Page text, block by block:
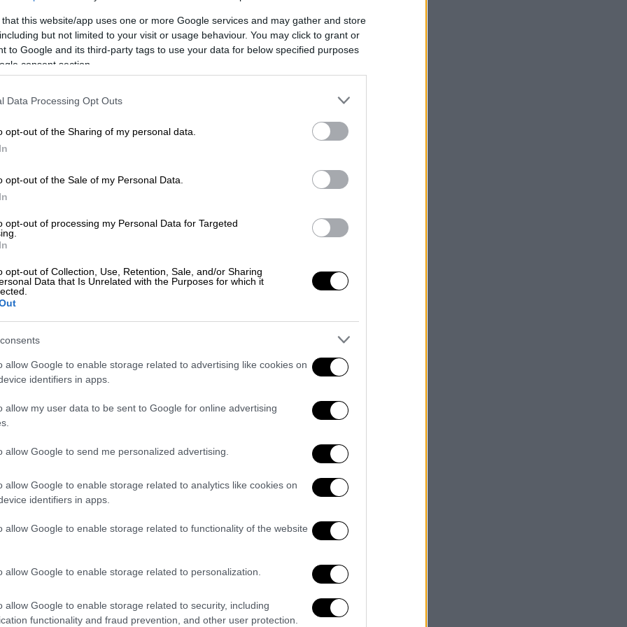
that this website/app uses one or more Google services and may gather and store
but not limited to your visit or usage behaviour. You may click to grant or
to Google and its third-party tags to use your data for below specified purposes
consent section.
Data Processing Opt Outs
opt-out of the Sharing of my personal data.
opt-out of the Sale of my Personal Data.
opt-out of processing my Personal Data for Targeted
opt-out of Collection, Use, Retention, Sale, and/or Sharing
Data that Is Unrelated with the Purposes for which it
allow Google to enable storage related to advertising like cookies on
identifiers in apps.
allow my user data to be sent to Google for online advertising
allow Google to send me personalized advertising.
allow Google to enable storage related to analytics like cookies on
identifiers in apps.
allow Google to enable storage related to functionality of the website
allow Google to enable storage related to personalization.
allow Google to enable storage related to security, including
functionality and fraud prevention, and other user protection.
Ινδία και Πακιστάν: Πάνω από 30
και διπλωματικός συναγερμός
της εφαρμογής του
μέχρι να εξεταστεί η έφεση
πολιτεία της
την εφαρμογή προεδρικού διατάγματος
δυνάμεις. Όμως η
προσέφυγε στο
«ένα συντριπτικό πλήγμα στους
αποδείξει τις ικανότητές τους και τη
εκτίμησαν σε ανακοίνωσή τους
και ενσαρκώνουν τις ίδιες αξίες με
η ανακοίνωση, με τις οργανώσεις να
των
διεμφυλικών
από τον στρατό
ακυρωθεί από τη δικαιοσύνη.
Λέβιτεξέφρασε την ικανοποίησή της
χαρακτήρισε «νέα μεγάλη νίκη του
των ενόπλων δυνάμεων
του φύλου».
οι συντηρητικοί για να χαρακτηρίσουν
διεκδικήσεις των φυλετικών ή